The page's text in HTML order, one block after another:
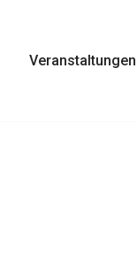
Veranstaltungen